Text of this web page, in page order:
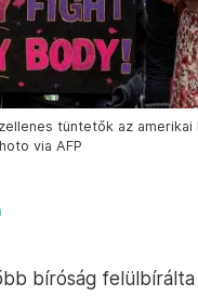
tüntetők az
via AFP
bíróság